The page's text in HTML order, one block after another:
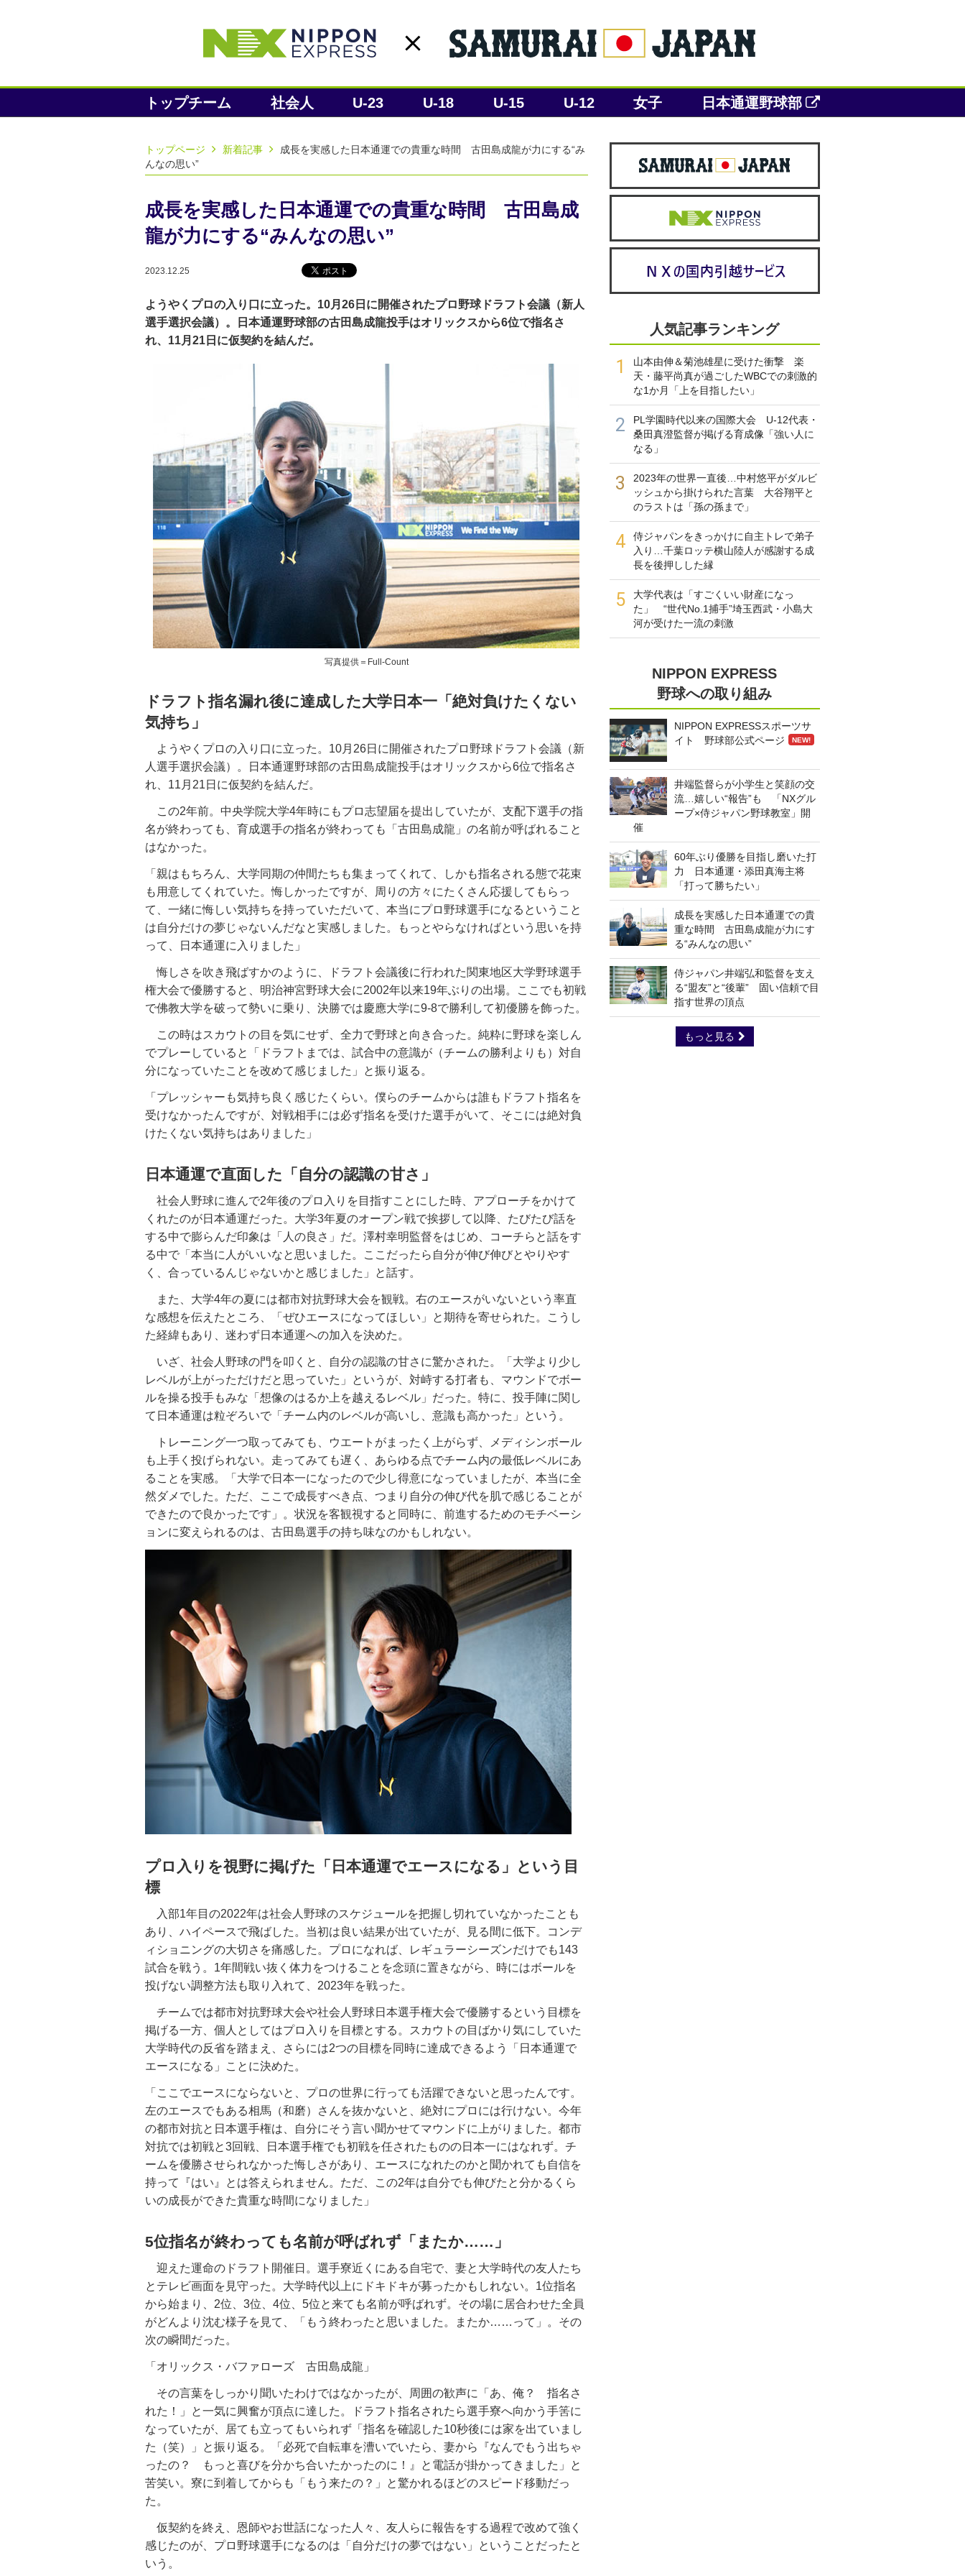
トップチーム 社会人 U-23 U-18 U-15 U-12 女子 日本通運野球部
トップページ 新着記事
成長を実感した日本通運での貴重な時間 古田島成龍が力にする“み
んなの思い”
成長を実感した日本通運での貴重な時間 古田島成
龍が力にする“みんなの思い”
2023.12.25
ようやくプロの入り口に立った。10月26日に開催されたプロ野球ドラフト会議（新人
選手選択会議）。日本通運野球部の古田島成龍投手はオリックスから6位で指名さ
れ、11月21日に仮契約を結んだ。
写真提供＝Full-Count
ドラフト指名漏れ後に達成した大学日本一「絶対負けたくない
気持ち」
ようやくプロの入り口に立った。10月26日に開催されたプロ野球ドラフト会議（新
人選手選択会議）。日本通運野球部の古田島成龍投手はオリックスから6位で指名さ
れ、11月21日に仮契約を結んだ。
この2年前。中央学院大学4年時にもプロ志望届を提出していたが、支配下選手の指
名が終わっても、育成選手の指名が終わっても「古田島成龍」の名前が呼ばれること
はなかった。
「親はもちろん、大学同期の仲間たちも集まってくれて、しかも指名される態で花束
も用意してくれていた。悔しかったですが、周りの方々にたくさん応援してもらっ
て、一緒に悔しい気持ちを持っていただいて、本当にプロ野球選手になるということ
は自分だけの夢じゃないんだなと実感しました。もっとやらなければという思いを持
って、日本通運に入りました」
悔しさを吹き飛ばすかのように、ドラフト会議後に行われた関東地区大学野球選手
権大会で優勝すると、明治神宮野球大会に2002年以来19年ぶりの出場。ここでも初戦
で佛教大学を破って勢いに乗り、決勝では慶應大学に9-8で勝利して初優勝を飾った。
この時はスカウトの目を気にせず、全力で野球と向き合った。純粋に野球を楽しん
でプレーしていると「ドラフトまでは、試合中の意識が（チームの勝利よりも）対自
分になっていたことを改めて感じました」と振り返る。
「プレッシャーも気持ち良く感じたくらい。僕らのチームからは誰もドラフト指名を
受けなかったんですが、対戦相手には必ず指名を受けた選手がいて、そこには絶対負
けたくない気持ちはありました」
日本通運で直面した「自分の認識の甘さ」
社会人野球に進んで2年後のプロ入りを目指すことにした時、アプローチをかけて
くれたのが日本通運だった。大学3年夏のオープン戦で挨拶して以降、たびたび話を
する中で膨らんだ印象は「人の良さ」だ。澤村幸明監督をはじめ、コーチらと話をす
る中で「本当に人がいいなと思いました。ここだったら自分が伸び伸びとやりやす
く、合っているんじゃないかと感じました」と話す。
また、大学4年の夏には都市対抗野球大会を観戦。右のエースがいないという率直
な感想を伝えたところ、「ぜひエースになってほしい」と期待を寄せられた。こうし
た経緯もあり、迷わず日本通運への加入を決めた。
いざ、社会人野球の門を叩くと、自分の認識の甘さに驚かされた。「大学より少し
レベルが上がっただけだと思っていた」というが、対峙する打者も、マウンドでボー
ルを操る投手もみな「想像のはるか上を越えるレベル」だった。特に、投手陣に関し
て日本通運は粒ぞろいで「チーム内のレベルが高いし、意識も高かった」という。
トレーニング一つ取ってみても、ウエートがまったく上がらず、メディシンボール
も上手く投げられない。走ってみても遅く、あらゆる点でチーム内の最低レベルにあ
ることを実感。「大学で日本一になったので少し得意になっていましたが、本当に全
然ダメでした。ただ、ここで成長すべき点、つまり自分の伸び代を肌で感じることが
できたので良かったです」。状況を客観視すると同時に、前進するためのモチベーシ
ョンに変えられるのは、古田島選手の持ち味なのかもしれない。
プロ入りを視野に掲げた「日本通運でエースになる」という目
標
入部1年目の2022年は社会人野球のスケジュールを把握し切れていなかったことも
あり、ハイペースで飛ばした。当初は良い結果が出ていたが、見る間に低下。コンデ
ィショニングの大切さを痛感した。プロになれば、レギュラーシーズンだけでも143
試合を戦う。1年間戦い抜く体力をつけることを念頭に置きながら、時にはボールを
投げない調整方法も取り入れて、2023年を戦った。
チームでは都市対抗野球大会や社会人野球日本選手権大会で優勝するという目標を
掲げる一方、個人としてはプロ入りを目標とする。スカウトの目ばかり気にしていた
大学時代の反省を踏まえ、さらには2つの目標を同時に達成できるよう「日本通運で
エースになる」ことに決めた。
「ここでエースにならないと、プロの世界に行っても活躍できないと思ったんです。
左のエースでもある相馬（和磨）さんを抜かないと、絶対にプロには行けない。今年
の都市対抗と日本選手権は、自分にそう言い聞かせてマウンドに上がりました。都市
対抗では初戦と3回戦、日本選手権でも初戦を任されたものの日本一にはなれず。チ
ームを優勝させられなかった悔しさがあり、エースになれたのかと聞かれても自信を
持って『はい』とは答えられません。ただ、この2年は自分でも伸びたと分かるくら
いの成長ができた貴重な時間になりました」
5位指名が終わっても名前が呼ばれず「またか……」
迎えた運命のドラフト開催日。選手寮近くにある自宅で、妻と大学時代の友人たち
とテレビ画面を見守った。大学時代以上にドキドキが募ったかもしれない。1位指名
から始まり、2位、3位、4位、5位と来ても名前が呼ばれず。その場に居合わせた全員
がどんより沈む様子を見て、「もう終わったと思いました。またか……って」。その
次の瞬間だった。
「オリックス・バファローズ 古田島成龍」
その言葉をしっかり聞いたわけではなかったが、周囲の歓声に「あ、俺？ 指名さ
れた！」と一気に興奮が頂点に達した。ドラフト指名されたら選手寮へ向かう手筈に
なっていたが、居ても立ってもいられず「指名を確認した10秒後には家を出ていまし
た（笑）」と振り返る。「必死で自転車を漕いでいたら、妻から『なんでもう出ちゃ
ったの？ もっと喜びを分かち合いたかったのに！』と電話が掛かってきました」と
苦笑い。寮に到着してからも「もう来たの？」と驚かれるほどのスピード移動だっ
た。
仮契約を終え、恩師やお世話になった人々、友人らに報告をする過程で改めて強く
感じたのが、プロ野球選手になるのは「自分だけの夢ではない」ということだったと
いう。
人気記事ランキング
1
山本由伸＆菊池雄星に受けた衝撃 楽
天・藤平尚真が過ごしたWBCでの刺激的
な1か月「上を目指したい」
2
PL学園時代以来の国際大会 U-12代表・
桑田真澄監督が掲げる育成像「強い人に
なる」
3
2023年の世界一直後…中村悠平がダルビ
ッシュから掛けられた言葉 大谷翔平と
のラストは「孫の孫まで」
4
侍ジャパンをきっかけに自主トレで弟子
入り…千葉ロッテ横山陸人が感謝する成
長を後押しした縁
5
大学代表は「すごくいい財産になっ
た」 “世代No.1捕手”埼玉西武・小島大
河が受けた一流の刺激
NIPPON EXPRESS
野球への取り組み
NIPPON EXPRESSスポーツサ
イト 野球部公式ページ
NEW!
井端監督らが小学生と笑顔の交
流…嬉しい“報告”も 「NXグル
ープ×侍ジャパン野球教室」開
催
60年ぶり優勝を目指し磨いた打
力 日本通運・添田真海主将
「打って勝ちたい」
成長を実感した日本通運での貴
重な時間 古田島成龍が力にす
る“みんなの思い”
侍ジャパン井端弘和監督を支え
る“盟友”と“後輩” 固い信頼で目
指す世界の頂点
もっと見る